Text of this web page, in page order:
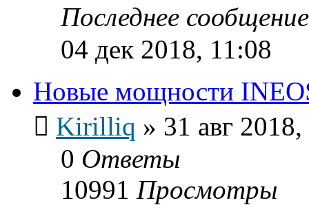
Последнее
04 дек 2018, 11:08
Новые мощности
Kirilliq » 31 авг
0 Ответы
10991 Просмотры